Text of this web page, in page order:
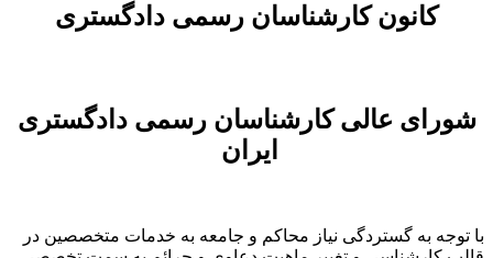
کانون کارشناسان رسمی دادگستری
شورای عالی کارشناسان رسمی دادگستری
ایران
با توجه به گستردگی نیاز محاکم و جامعه به خدمات متخصصین در